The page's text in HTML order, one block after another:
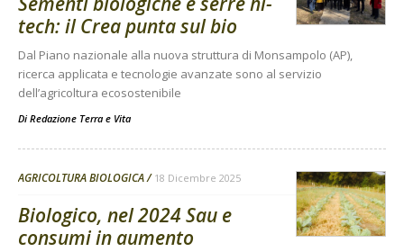
tech: il Crea punta sul bio
Dal Piano nazionale alla nuova struttura di Monsampolo (AP),
ricerca applicata e tecnologie avanzate sono al servizio
dell’agricoltura ecosostenibile
Di Redazione Terra e Vita
AGRICOLTURA BIOLOGICA 18 Dicembre 2025
Biologico, nel 2024 Sau e
consumi in aumento